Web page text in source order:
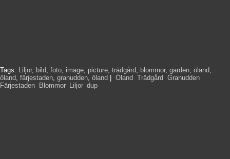
Tags: Liljor, bild, foto, image, picture, trädgård, blommor, garden, öland,
öland, färjestaden, granudden, öland Öland Trädgård Granudden
Färjestaden
Blommor, Liljor, dup